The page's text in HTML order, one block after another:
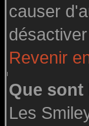
causer
Revenir
Que sont
Les